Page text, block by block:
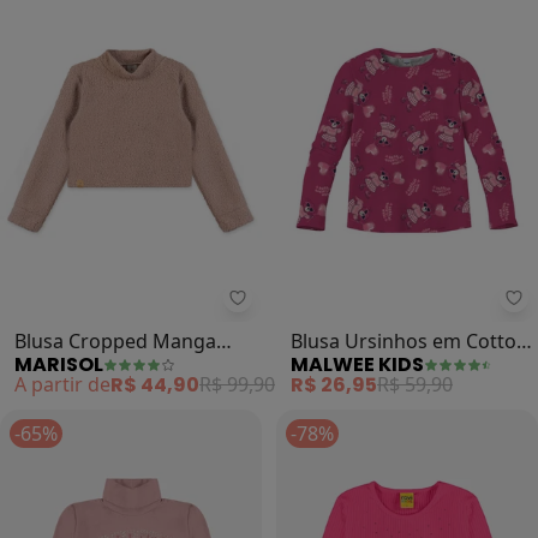
Marisol - Blusa Cropped Manga
Blusa Cropped Manga
Longa Infantil (Rosa)
MARISOL
A partir deR$ 44,90R$ 99,90
Blusa Ursinhos em Cotton
(Rosa Escuro)
MALWEE KIDS
R$ 26,95R$ 59,90
-65%
-78%